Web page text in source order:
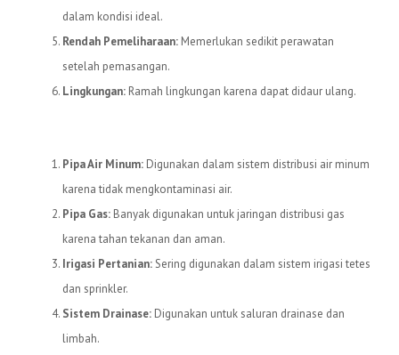
dalam kondisi ideal.
Rendah Pemeliharaan: Memerlukan sedikit perawatan
setelah pemasangan.
Lingkungan: Ramah lingkungan karena dapat didaur ulang.
Pipa Air Minum: Digunakan dalam sistem distribusi air minum
karena tidak mengkontaminasi air.
Pipa Gas: Banyak digunakan untuk jaringan distribusi gas
karena tahan tekanan dan aman.
Irigasi Pertanian:Sering digunakan dalam sistem irigasi tetes
dan sprinkler.
Sistem Drainase: Digunakan untuk saluran drainase dan
limbah.